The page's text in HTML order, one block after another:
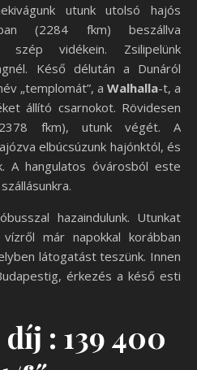
utunk utolsó hajós
(2284 fkm) beszállva
szép vidékein. Zsilipelünk
Késő délután a Dunáról
„templomát”, a Walhalla-t, a
állító csarnokot. Rövidesen
fkm), utunk végét. A
elbúcsúzunk hajónktól, és
A hangulatos óvárosból este
hazaindulunk. Utunkat
már napokkal korábban
látogatást teszünk. Innen
érkezés a késő esti
: 139 400